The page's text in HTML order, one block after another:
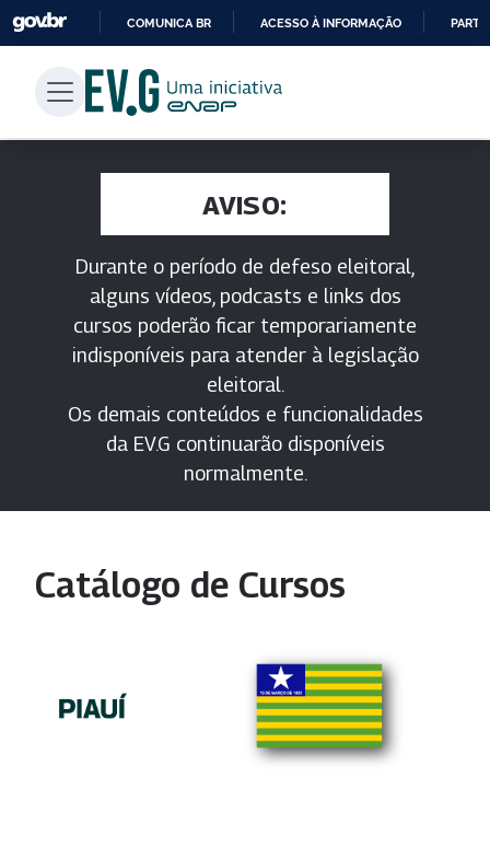
PARA
CONTEÚDO
COMUNICA BR ACESSO À INFORMAÇÃO
AVISO:
Durante o período de defeso eleitoral,
alguns vídeos, podcasts e links dos
cursos poderão ficar temporariamente
indisponíveis para atender à legislação
eleitoral.
Os demais conteúdos e funcionalidades
da EV.G continuarão disponíveis
normalmente.
Catálogo de Cursos